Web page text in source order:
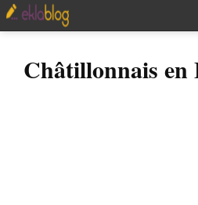
Châtillonnais en